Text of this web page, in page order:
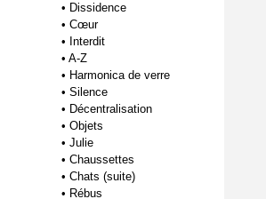
• Dissidence
• Cœur
• Interdit
• A-Z
• Harmonica de verre
• Silence
• Décentralisation
• Objets
• Julie
• Chaussettes
• Chats (suite)
• Rébus